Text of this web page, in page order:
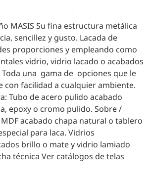
MASIS Su fina estructura metálica
sencillez y gusto. Lacada de
proporciones y empleando como
vidrio, vidrio lacado o acabados
una gama de opciones que le
con facilidad a cualquier ambiente.
Tubo de acero pulido acabado
epoxy o cromo pulido. Sobre /
acabado chapa natural o tablero
para laca. Vidrios
brillo o mate y vidrio lamiado
técnica Ver catálogos de telas